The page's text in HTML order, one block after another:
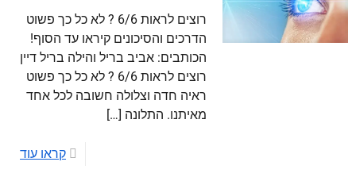
רוצים לראות 6/6 ? לא כל כך פשוט
הדרכים והסיכונים קיראו עד הסוף!
הכותבים: אביב בריל והילה בריל דיין
רוצים לראות 6/6 ? לא כל כך פשוט
ראיה חדה וצלולה חשובה לכל אחד
מאיתנו. התלונה […]
קראו עוד